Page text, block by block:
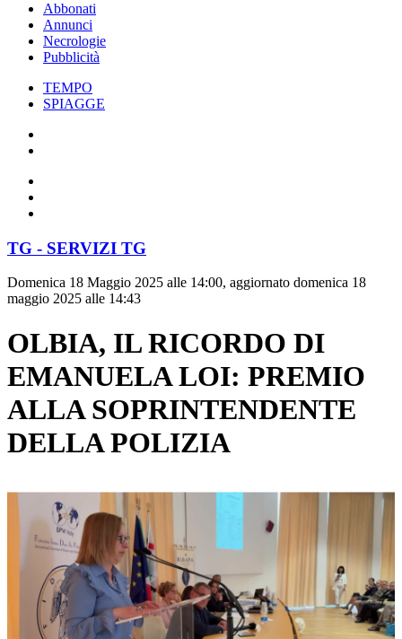
Abbonati
Annunci
Necrologie
Pubblicità
TEMPO
SPIAGGE
TG - SERVIZI TG
Domenica 18 Maggio 2025 alle 14:00, aggiornato domenica 18
maggio 2025 alle 14:43
OLBIA, IL RICORDO DI
EMANUELA LOI: PREMIO
ALLA SOPRINTENDENTE
DELLA POLIZIA